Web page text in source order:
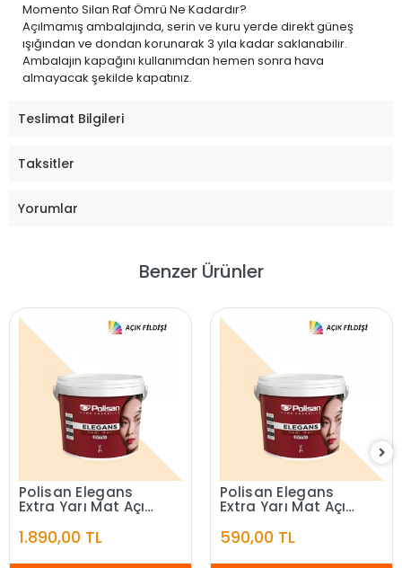
Momento Silan Raf Ömrü Ne Kadardır?
Açılmamış ambalajında, serin ve kuru yerde direkt güneş
ışığından ve dondan korunarak 3 yıla kadar saklanabilir.
Ambalajın kapağını kullanımdan hemen sonra hava
almayacak şekilde kapatınız.
Teslimat Bilgileri
Taksitler
Yorumlar
Benzer Ürünler
Polisan Elegans
Extra Yarı Mat Açık
1.890,00 TL
Polisan Elegans
Extra Yarı Mat Açık
590,00 TL